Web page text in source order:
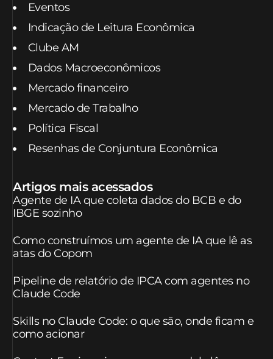
Eventos
Indicação de Leitura Econômica
Clube AM
Dados Macroeconômicos
Mercado financeiro
Mercado de Trabalho
Política Fiscal
Resenhas de Conjuntura Econômica
Artigos mais acessados
Agente de IA que coleta dados do BCB e do
IBGE sozinho
Como construímos um agente de IA que lê as
atas do Copom
Pipeline de relatório de IPCA com agentes no
Claude Code
Skills no Claude Code: o que são, onde ficam e
como acionar